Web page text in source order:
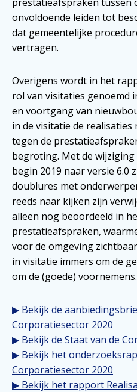
onvoldoende leiden tot
dat gemeentelijke
vertragen.
Overigens wordt in het
rol van visitaties genoemd
en voortgang van
in de visitatie de
tegen de
begroting. Met de
begin 2019 naar versie 6.0
doublures met
reeds naar kijken zijn
alleen nog beoordeeld in
prestatieafspraken,
voor de omgeving
in visitatie immers om de
om de (goede) voornemens.
▶ Bekijk de
Corporatiesector 2020
▶ Bekijk de Staat van de
▶ Bekijk het
Corporatiesector 2020
▶ Bekijk het rapport